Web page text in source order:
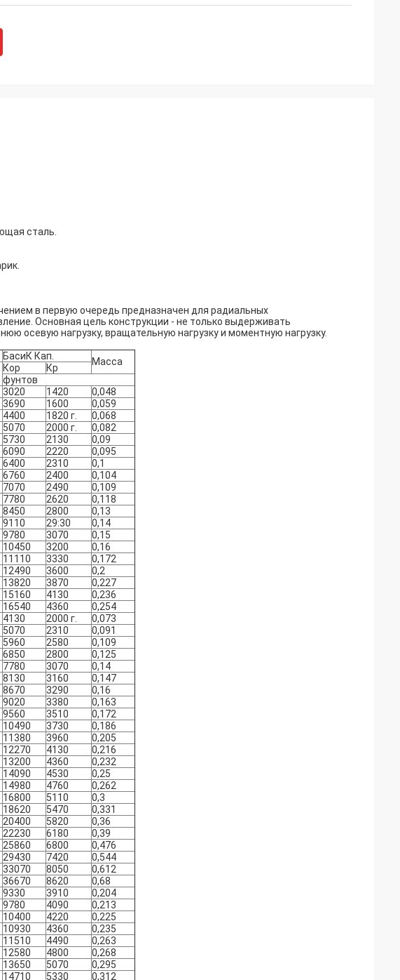
сталь.
в первую очередь предназначен для радиальных
Основная цель конструкции - не только выдерживать
осевую нагрузку, вращательную нагрузку и моментную нагрузку.
БасиК Кап. Масса
Кор
Кр
фунтов
3020 1420
0,048
3690 1600
0,059
4400 1820 г.
0,068
5070 2000 г.
0,082
5730 2130
0,09
6090 2220
0,095
6400 2310
0,1
6760 2400
0,104
7070 2490
0,109
7780 2620
0,118
8450 2800
0,13
9110 29:30
0,14
9780 3070
0,15
10450 3200
0,16
11110 3330
0,172
12490 3600
0,2
13820 3870
0,227
15160 4130
0,236
16540 4360
0,254
4130 2000 г.
0,073
5070 2310
0,091
5960 2580
0,109
6850 2800
0,125
7780 3070
0,14
8130 3160
0,147
8670 3290
0,16
9020 3380
0,163
9560 3510
0,172
10490 3730
0,186
11380 3960
0,205
12270 4130
0,216
13200 4360
0,232
14090 4530
0,25
14980 4760
0,262
16800 5110
0,3
18620 5470
0,331
20400 5820
0,36
22230 6180
0,39
25860 6800
0,476
29430 7420
0,544
33070 8050
0,612
36670 8620
0,68
9330 3910
0,204
9780 4090
0,213
10400 4220
0,225
10930 4360
0,235
11510 4490
0,263
12580 4800
0,268
13650 5070
0,295
14710 5330
0,312